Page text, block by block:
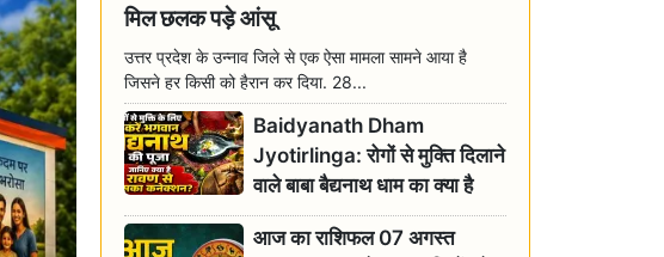
मिल छलक पड़े आंसू
उत्तर प्रदेश के उन्नाव जिले से एक ऐसा मामला सामने आया है
जिसने हर किसी को हैरान कर दिया. 28...
Baidyanath Dham
Jyotirlinga: रोगों से मुक्ति दिलाने
वाले बाबा बैद्यनाथ धाम का क्या है
रावण से संबंध? जानिए ज्योतिर्लिंग की
महिमा
आज का राशिफल 07 अगस्त